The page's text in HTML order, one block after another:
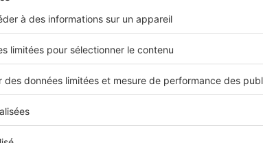
Investir dans l’immobilier
ce qu’il faut savoir
Fiscalité attractive, marché ultra-exclusif,
exceptionnel… L’immobilier de luxe à
investisseurs du monde entier. Quels sont les